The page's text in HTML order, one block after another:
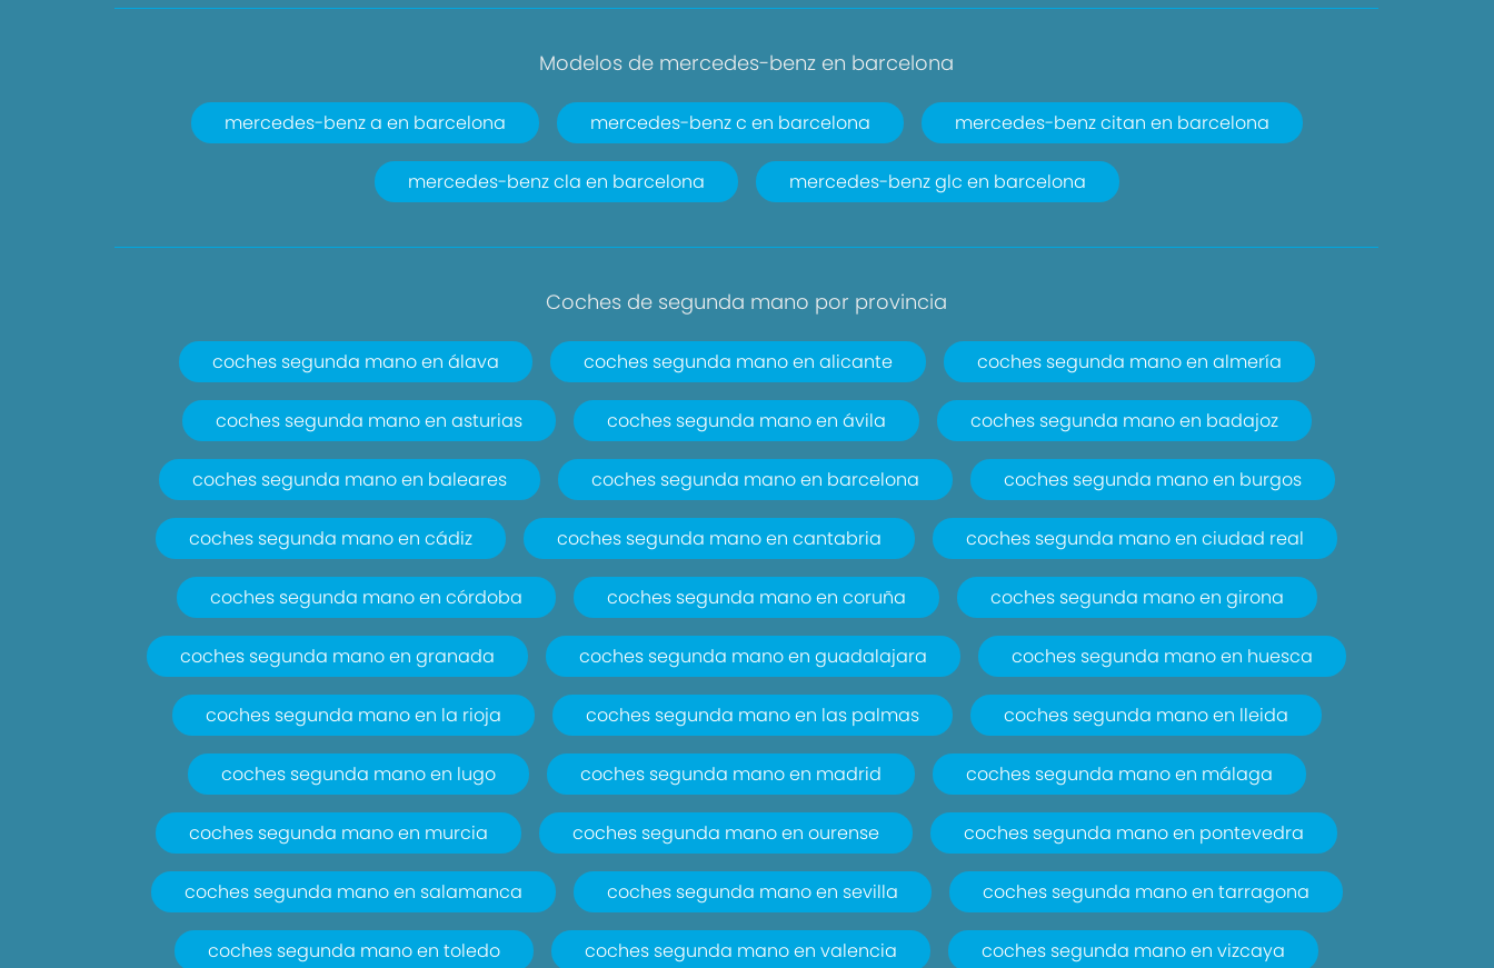
Modelos de mercedes-benz en barcelona
mercedes-benz a en barcelona mercedes-benz c en barcelona mercedes-benz citan en barcelona
mercedes-benz cla en barcelona mercedes-benz glc en barcelona
Coches de segunda mano por provincia
coches segunda mano en álava coches segunda mano en alicante coches segunda mano en almería
coches segunda mano en asturias coches segunda mano en ávila coches segunda mano en badajoz
coches segunda mano en baleares coches segunda mano en barcelona coches segunda mano en burgos
coches segunda mano en cádiz coches segunda mano en cantabria coches segunda mano en ciudad real
coches segunda mano en córdoba coches segunda mano en coruña coches segunda mano en girona
coches segunda mano en granada coches segunda mano en guadalajara coches segunda mano en huesca
coches segunda mano en la rioja coches segunda mano en las palmas coches segunda mano en lleida
coches segunda mano en lugo coches segunda mano en madrid coches segunda mano en málaga
coches segunda mano en murcia coches segunda mano en ourense coches segunda mano en pontevedra
coches segunda mano en salamanca coches segunda mano en sevilla coches segunda mano en tarragona
coches segunda mano en toledo coches segunda mano en valencia coches segunda mano en vizcaya